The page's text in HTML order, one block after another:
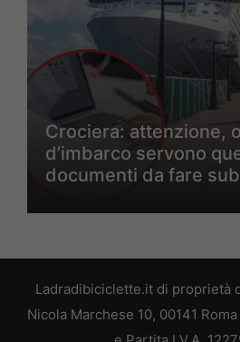
Crociera: attenzione,
d’imbarco servono
documenti da fare
Ladradibiciclette.it di proprietà
Nicola Marchese 10, 00141